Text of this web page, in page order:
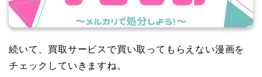
続いて、買取サービスで買い取ってもらえない漫画を
チェックしていきますね。